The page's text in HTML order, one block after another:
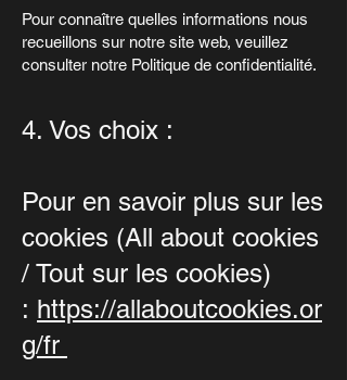
Pour connaître quelles informations nous
recueillons sur notre site web, veuillez
consulter notre Politique de confidentialité.
4. Vos choix :
Pour en savoir plus sur les
cookies (All about cookies
/ Tout sur les cookies)
: https://allaboutcookies.or
g/fr